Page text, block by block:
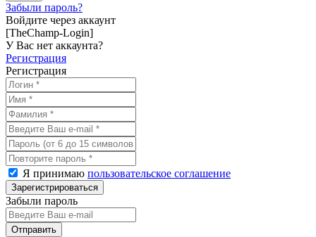
Забыли пароль?
Войдите через аккаунт
[TheChamp-Login]
У Вас нет аккаунта?
Регистрация
Регистрация
Я принимаю пользовательское соглашение
Забыли пароль